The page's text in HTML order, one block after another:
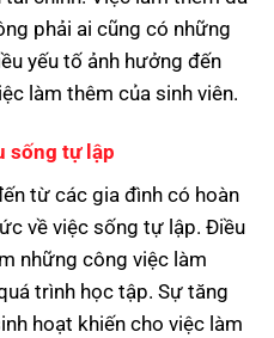
phải ai cũng có những
yếu tố ảnh hưởng đến
làm thêm của sinh viên.
sống tự lập
từ các gia đình có hoàn
về việc sống tự lập. Điều
những công việc làm
trình học tập. Sự tăng
hoạt khiến cho việc làm